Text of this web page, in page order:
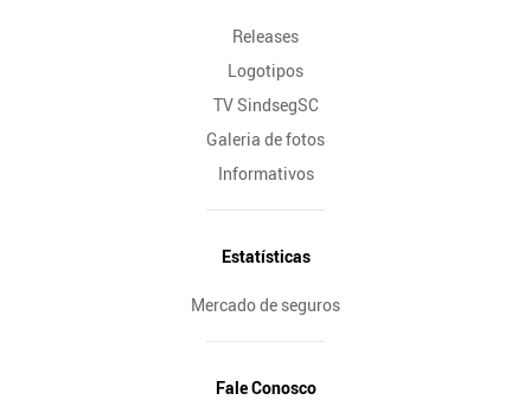
Releases
Logotipos
TV SindsegSC
Galeria de fotos
Informativos
Estatísticas
Mercado de seguros
Fale Conosco